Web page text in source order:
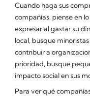
Cuando haga sus
compañías, piense en
expresar al gastar su
local, busque
contribuir a
prioridad, busque
impacto social en sus
Para ver qué